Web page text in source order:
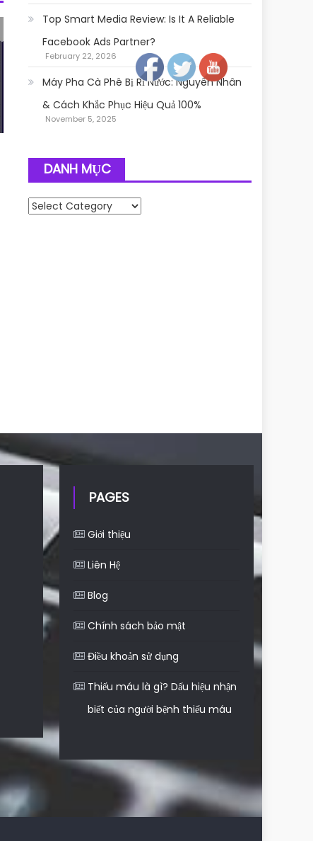
Top Smart Media Review: Is It A Reliable
Facebook Ads Partner?
February 22, 2026
Máy Pha Cà Phê Bị Rỉ Nước: Nguyên Nhân
& Cách Khắc Phục Hiệu Quả 100%
November 5, 2025
DANH MỤC
Danh mục
PAGES
Giới thiệu
Liên Hệ
Blog
Chính sách bảo mật
Điều khoản sử dụng
Thiếu máu là gì? Dấu hiệu nhận
biết của người bệnh thiếu máu